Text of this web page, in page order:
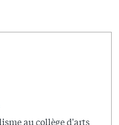
au collège d'arts